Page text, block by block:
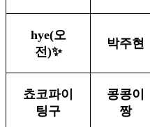
hye(오
전)✨️
박주현
쵸코파이
팅구
콩콩이
짱